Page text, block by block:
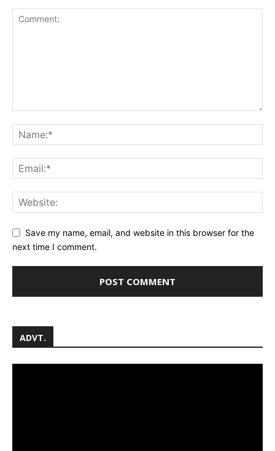
Save my name, email, and website in this browser for the
next time I comment.
ADVT.